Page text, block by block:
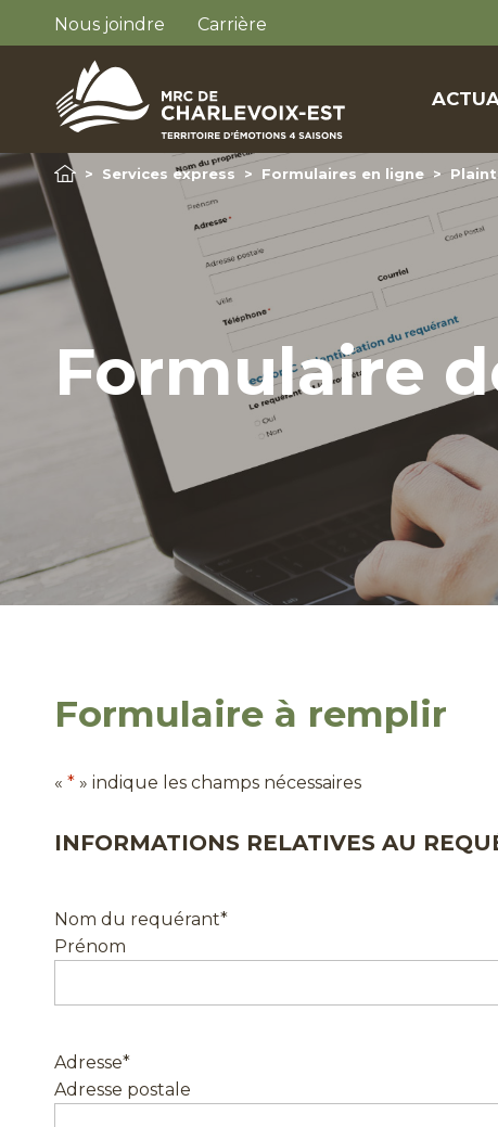
Nous joindre Carrière
> Services express > Formulaires en ligne >
Formulaire
Formulaire à remplir
« * » indique les champs nécessaires
INFORMATIONS RELATIVES AU
Nom du requérant*
Prénom
Adresse*
Adresse postale